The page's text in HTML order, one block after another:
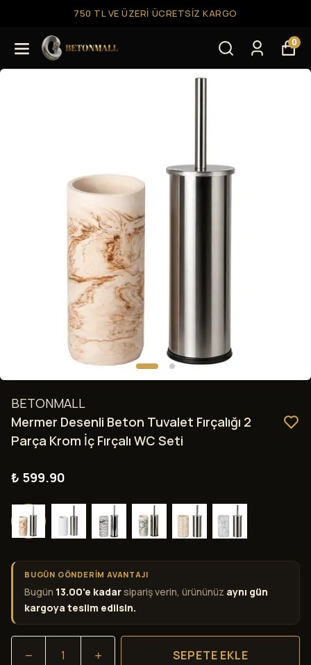
750 TL VE ÜZERI ÜCRETSIZ KARGO
0
BETONMALL
Mermer Desenli Beton Tuvalet Fırçalığı 2
Parça Krom İç Fırçalı WC Seti
₺ 599.90
BUGÜN GÖNDERİM AVANTAJI
Bugün 13.00'e kadar sipariş verin, ürününüz aynı gün
kargoya teslim edilsin.
SEPETE EKLE